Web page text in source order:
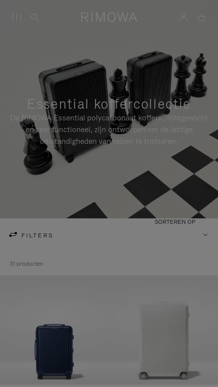
Essential koffercollectie
De RIMOWA Essential polycarbonaat koffers, lichtgewicht
en zeer functioneel, zijn ontworpen om de lastige
omstandigheden van reizen te trotseren.
FILTERS
SORTEREN OP
31 producten